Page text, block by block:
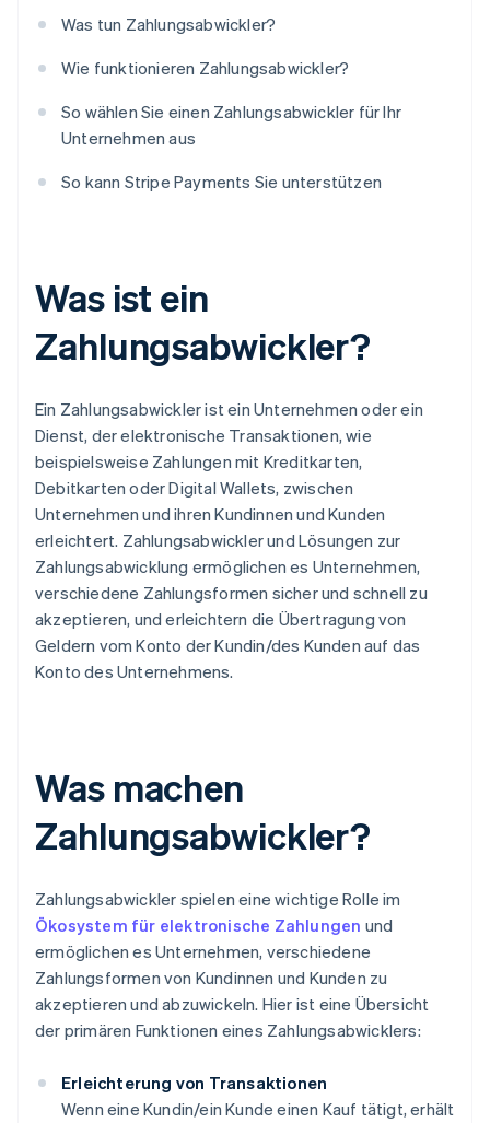
Was tun Zahlungsabwickler?
Wie funktionieren Zahlungsabwickler?
So wählen Sie einen Zahlungsabwickler für Ihr
Unternehmen aus
So kann Stripe Payments Sie unterstützen
Was ist ein
Zahlungsabwickler?
Ein Zahlungsabwickler ist ein Unternehmen oder ein
Dienst, der elektronische Transaktionen, wie
beispielsweise Zahlungen mit Kreditkarten,
Debitkarten oder Digital Wallets, zwischen
Unternehmen und ihren Kundinnen und Kunden
erleichtert. Zahlungsabwickler und Lösungen zur
Zahlungsabwicklung ermöglichen es Unternehmen,
verschiedene Zahlungsformen sicher und schnell zu
akzeptieren, und erleichtern die Übertragung von
Geldern vom Konto der Kundin/des Kunden auf das
Konto des Unternehmens.
Was machen
Zahlungsabwickler?
Zahlungsabwickler spielen eine wichtige Rolle im
Ökosystem für elektronische Zahlungen und
ermöglichen es Unternehmen, verschiedene
Zahlungsformen von Kundinnen und Kunden zu
akzeptieren und abzuwickeln. Hier ist eine Übersicht
der primären Funktionen eines Zahlungsabwicklers:
Erleichterung von Transaktionen
Wenn eine Kundin/ein Kunde einen Kauf tätigt, erhält